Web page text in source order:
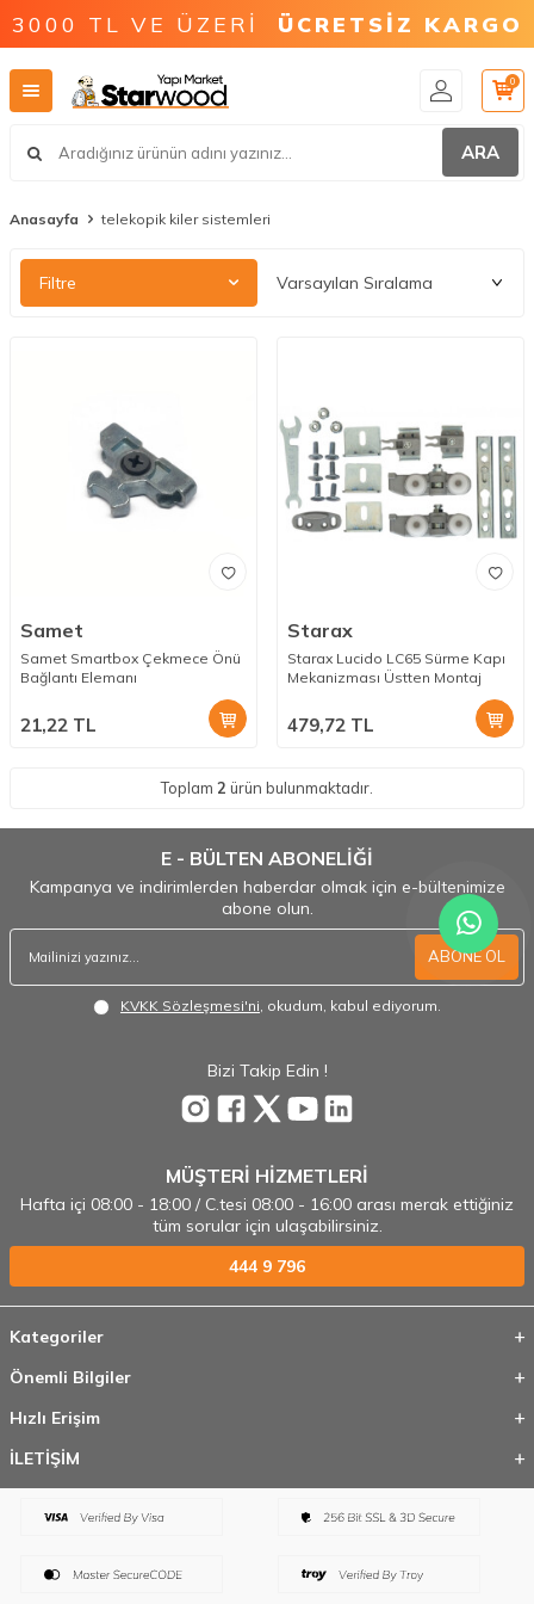
3000 TL VE ÜZERİ ÜCRETSİZ KARGO
ARA
0
Anasayfa telekopik kiler sistemleri
Filtre
Samet
Samet Smartbox Çekmece Önü
Bağlantı Elemanı
21,22 TL
Starax
Starax Lucido LC65 Sürme Kapı
Mekanizması Üstten Montaj
479,72 TL
Toplam 2 ürün bulunmaktadır.
E - BÜLTEN ABONELİĞİ
Kampanya ve indirimlerden haberdar olmak için e-bültenimize
abone olun.
ABONE OL
KVKK Sözleşmesi'ni , okudum, kabul ediyorum.
Bizi Takip Edin !
MÜŞTERİ HİZMETLERİ
Hafta içi 08:00 - 18:00 / C.tesi 08:00 - 16:00 arası merak ettiğiniz
tüm sorular için ulaşabilirsiniz.
444 9 796
Kategoriler
Önemli Bilgiler
Hızlı Erişim
İLETİŞİM